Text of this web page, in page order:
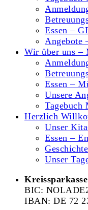
Essen –
Angebote
Wir über uns –
Essen –
Unsere
Tagebuch
Herzlich
Unser
Essen –
Unser
BIC:
IBAN: DE 72